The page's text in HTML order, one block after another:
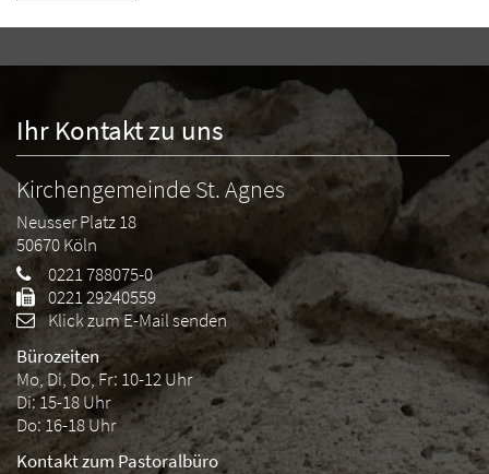
Ihr Kontakt zu uns
Kirchengemeinde St. Agnes
Neusser Platz 18
50670Köln
0221 788075-0
0221 29240559
Klick zum E-Mail senden
Bürozeiten
Mo, Di, Do, Fr: 10-12 Uhr
Di: 15-18 Uhr
Do: 16-18 Uhr
Kontakt zum Pastoralbüro